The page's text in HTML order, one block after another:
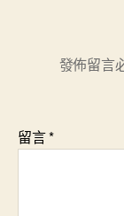
發佈留言
留言*